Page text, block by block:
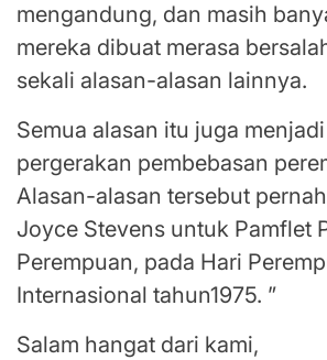
mengandung, dan masih
mereka dibuat merasa
sekali alasan-alasan lainnya.
Semua alasan itu juga
pergerakan pembebasan
Alasan-alasan tersebut
Joyce Stevens untuk Pamflet
Perempuan, pada Hari
Internasional tahun1975. ”
Salam hangat dari kami,